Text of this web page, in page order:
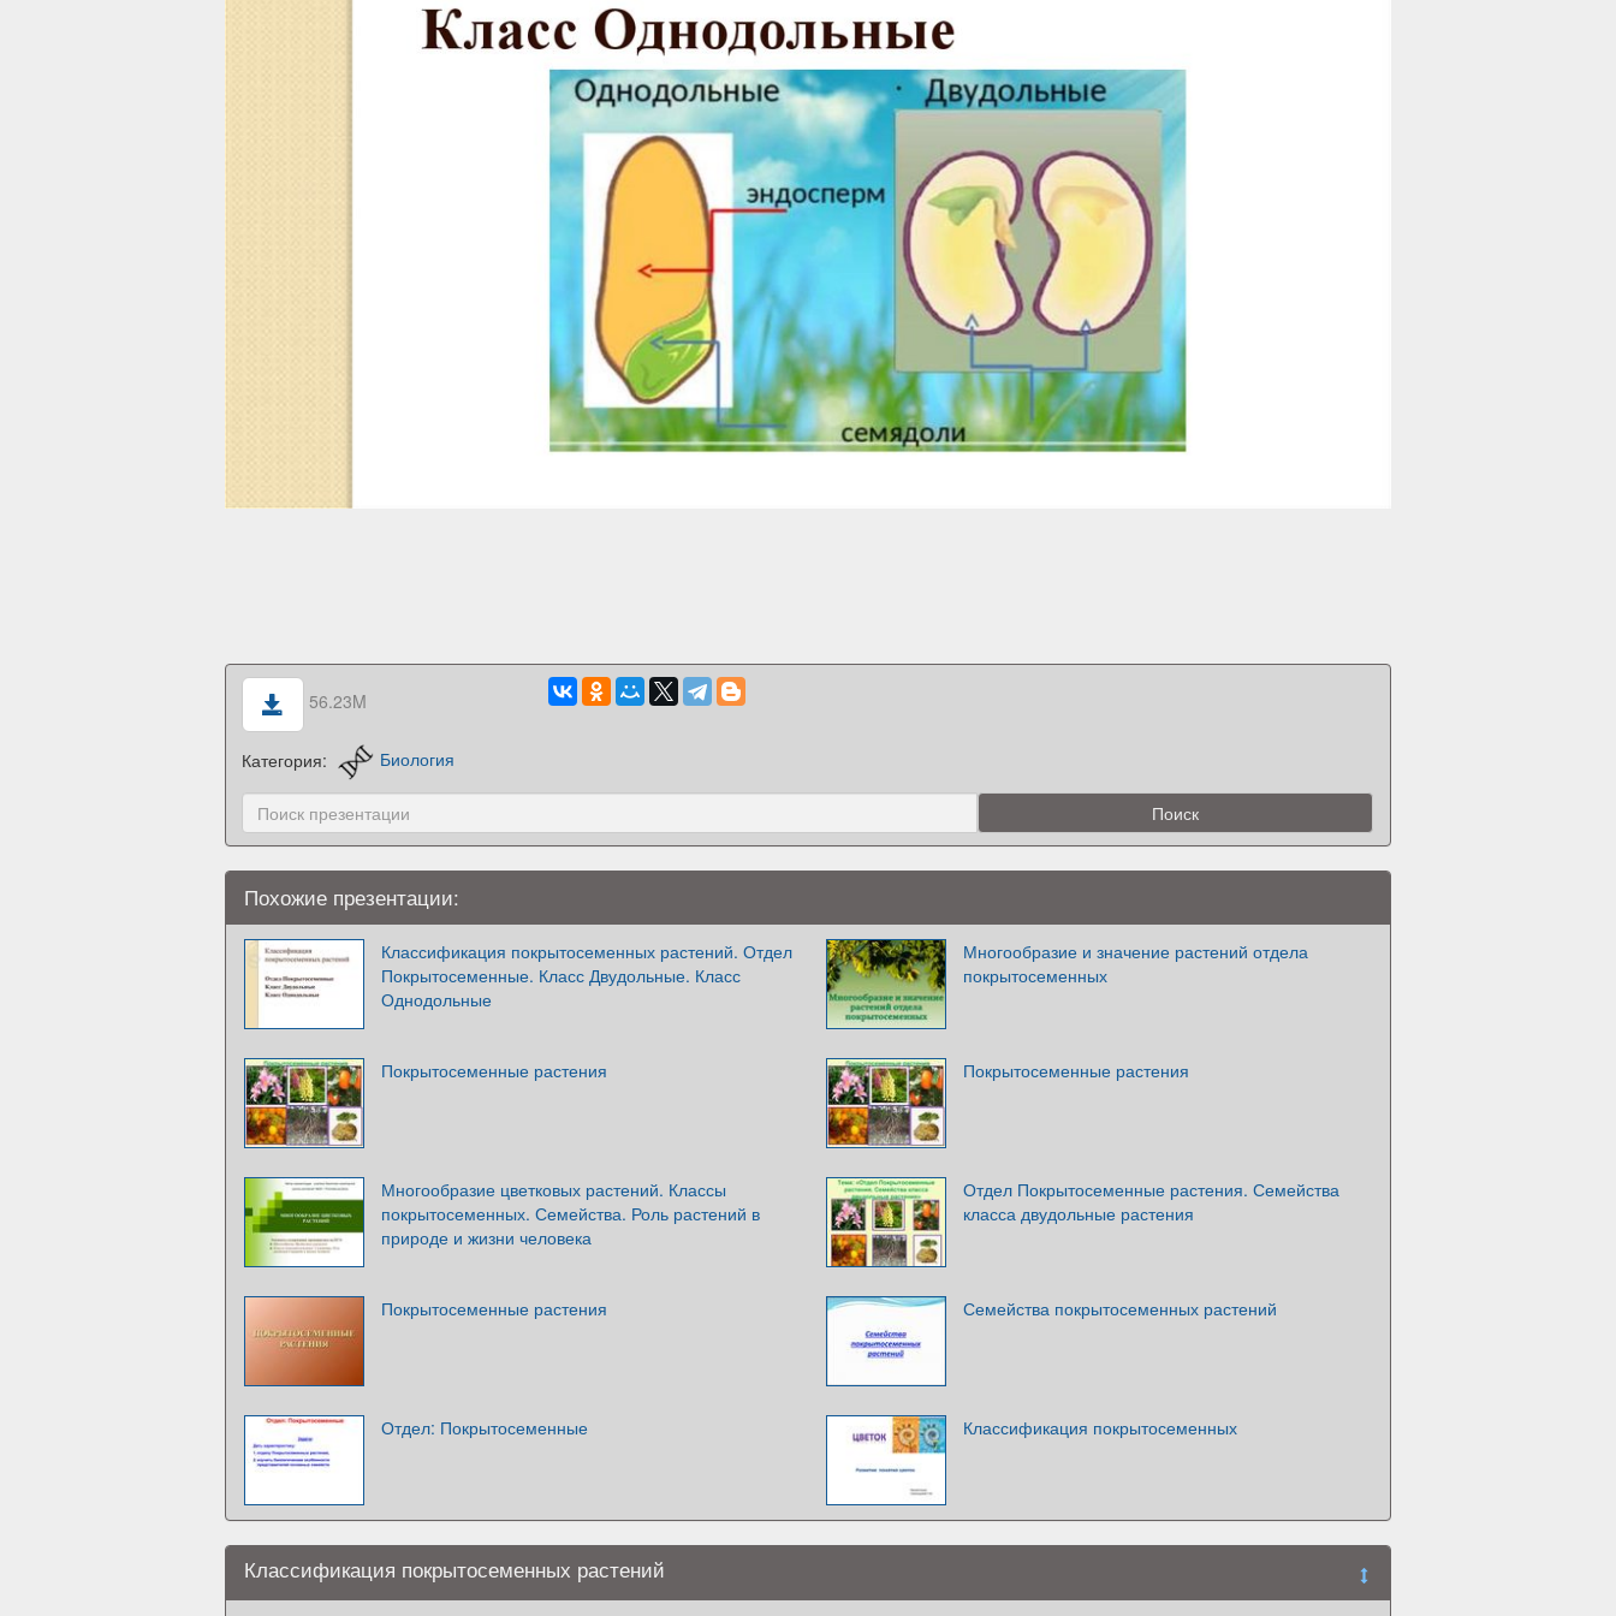
56.23M
Категория: Биология
Похожие презентации:
Классификация покрытосеменных растений. Отдел
Покрытосеменные. Класс Двудольные. Класс
Однодольные
Многообразие и значение растений отдела
покрытосеменных
Покрытосеменные растения Покрытосеменные растения
Многообразие цветковых растений. Классы
покрытосеменных. Семейства. Роль растений в
природе и жизни человека
Отдел Покрытосеменные растения. Семейства
класса двудольные растения
Покрытосеменные растения Семейства покрытосеменных растений
Отдел: Покрытосеменные Классификация покрытосеменных
Классификация покрытосеменных растений